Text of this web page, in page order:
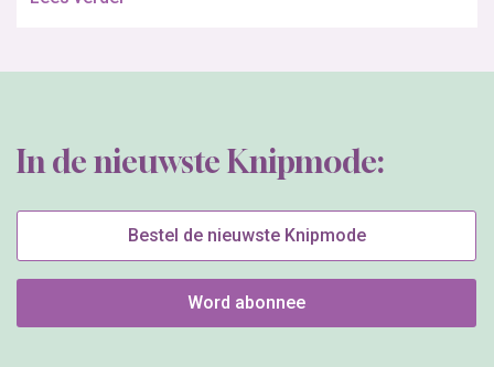
In de nieuwste Knipmode:
Bestel de nieuwste Knipmode
Word abonnee